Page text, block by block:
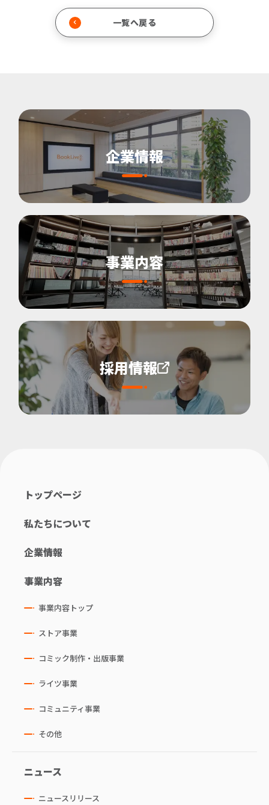
一覧へ戻る
企業情報
事業内容
採用情報
トップページ
私たちについて
企業情報
事業内容
事業内容トップ
ストア事業
コミック制作・出版事業
ライツ事業
コミュニティ事業
その他
ニュース
ニュースリリース